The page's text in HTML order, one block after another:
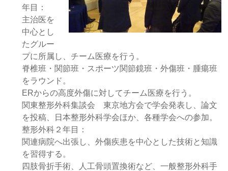
年目：
主治医を
中心とし
たグルー
プに所属し、チーム医療を行う。
脊椎班・関節班・スポーツ関節鏡班・外傷班・腫瘍班
をラウンド。
ERからの高度外傷に対してチーム医療を行う。
関東整形外科集談会 東京地方会で学会発表し、論文
を投稿、日本整形外科学会ほか、各種学会への参加。
整形外科２年目：
関連病院へ出張し、外傷疾患を中心とした技術と知識
を習得する。
四肢骨折手術、人工骨頭置換術など、一般整形外科手